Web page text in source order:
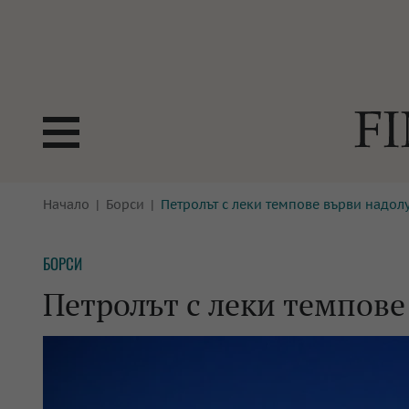
БОРСИ
КРИПТО
БАНКИ
ПАРИТЕ
ИМОТИ
Начало Борси Петролът с леки темпове върви
БОРСИ
Петролът с леки